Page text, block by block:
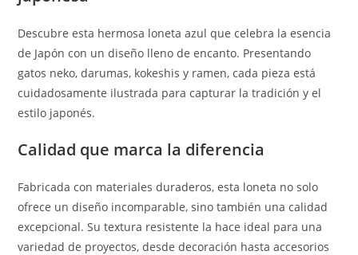
Descubre esta hermosa loneta azul que celebra la esencia
de Japón con un diseño lleno de encanto. Presentando
gatos neko, darumas, kokeshis y ramen, cada pieza está
cuidadosamente ilustrada para capturar la tradición y el
estilo japonés.
Calidad que marca la diferencia
Fabricada con materiales duraderos, esta loneta no solo
ofrece un diseño incomparable, sino también una calidad
excepcional. Su textura resistente la hace ideal para una
variedad de proyectos, desde decoración hasta accesorios